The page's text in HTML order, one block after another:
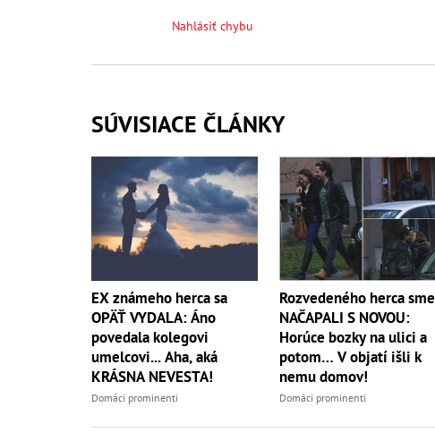
Nahlásiť chybu
SÚVISIACE ČLÁNKY
EX známeho herca sa
OPÄŤ VYDALA: Áno
povedala kolegovi
umelcovi... Aha, aká
KRÁSNA NEVESTA!
Domáci prominenti
Rozvedeného herca sme
NAČAPALI S NOVOU:
Horúce bozky na ulici a
potom… V objatí išli k
nemu domov!
Domáci prominenti